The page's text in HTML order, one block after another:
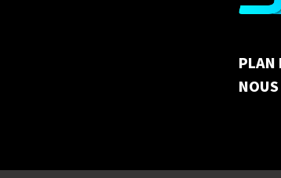
PLAN